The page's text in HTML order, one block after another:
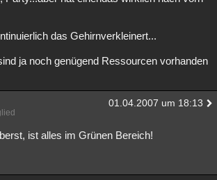
das Gehirnverkleinert...
ja noch genügend Ressourcen vorhanden
01.04.2007 um 18:13
ist alles im Grünen Bereich!